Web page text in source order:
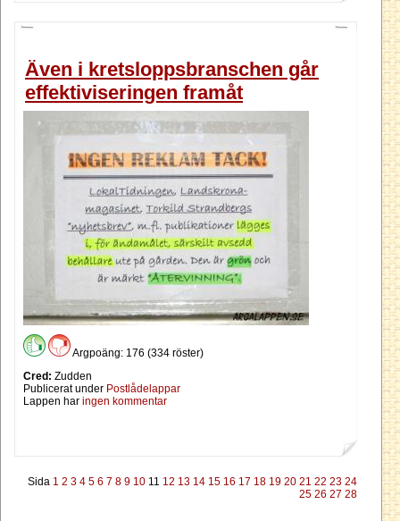
Även i kretsloppsbranschen går
effektiviseringen framåt
Argpoäng: 176 (334 röster)
Cred: Zudden
Publicerat under Postlådelappar
Lappen har ingen kommentar
Sida 1 2 3 4 5 6 7 8 9 10 11 12 13 14 15 16 17 18 19 20 21 22 23 24
25 26 27 28